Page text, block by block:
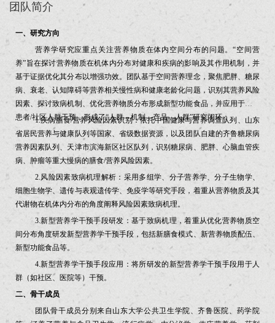
团队简介
一、研究方向
营养学研究应重点关注营养物质在体内空间分布的问题。“空间营
养”旨在探讨营养物质在机体内分布对健康和疾病的影响及其作用机制，并
基于证据优化其分布以增强功效。团队基于空间营养理念，聚焦肥胖、糖尿
病、衰老、认知障碍等营养相关慢性病和健康老龄化问题，识别其营养风险
因素、探讨致病机制、优化营养物质分布形成新型功能食品，并应用于临床
患者/社区人群干预，形成了“人群—机制—产品—人群”研究闭环：
1.疾病膳食/营养风险因素识别：依托中国健康与营养调查队列、山东
省居民营养与健康队列等国家、省级数据资源，以及团队自建的齐鲁糖尿病
营养因素队列、天津市滨海新区社区队列，识别糖尿病、肥胖、心脑血管疾
病、肿瘤等重大慢病的膳食/营养风险因素。
2.风险因素致病机理解析：采用多组学、分子营养学、分子生物学、
细胞生物学、遗传与表观遗传学、免疫学等研究手段，着重从营养物质及其
代谢物在机体内分布的角度阐释风险因素致病机理。
3.新型营养学干预手段研发：基于致病机理，着重从优化营养物质空
间分布角度研发新型营养学干预手段，包括新膳食模式、新营养物质配伍、
新型功能食品等。
4.新型营养学干预手段应用：将所研发的新型营养学干预手段用于人
群（如社区、医院等）干预。
二、骨干成员
团队骨干成员分别来自山东大学公共卫生学院、齐鲁医院、药学院